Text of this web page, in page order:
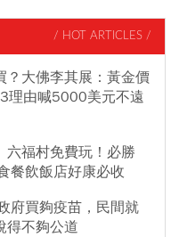
/ HOT ARTICLES /
？大佛李其展：黃金價
理由喊5000美元不遠
六福村免費玩！必勝
餐飲飯店好康必收
府買夠疫苗，民間就
得不夠公道